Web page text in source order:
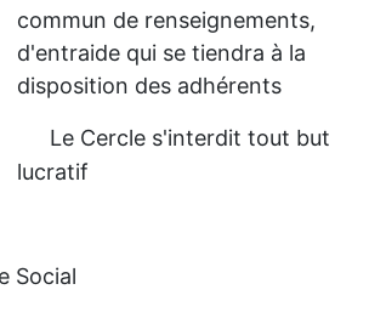
commun de renseignements,
d'entraide qui se tiendra à la
disposition des adhérents
Le Cercle s'interdit tout but
lucratif
Social